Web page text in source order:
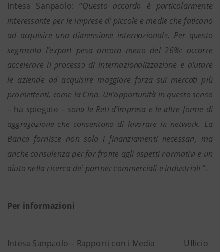
Intesa Sanpaolo: “Questo accordo è particolarmente
interessante per le imprese di piccole e medie che faticano
ad acquisire una dimensione internazionale. Per questo
segmento l’export pesa ancora meno del 26%: occorre
accelerare il processo di internazionalizzazione e aiutare
le aziende ad acquisire maggiore forza sui mercati più
promettenti, come la Cina. Un’opportunità in questo senso
– ha spiegato – sono le Reti d’Impresa e le altre forme di
aggregazione che consentono di lavorare in network. La
Banca fornisce non solo i finanziamenti necessari, ma
anche consulenza per far fronte agli aspetti normativi e un
aiuto nella ricerca dei partner commerciali e industriali ”.
Per informazioni
Intesa Sanpaolo – Rapporti con i Media Ufficio